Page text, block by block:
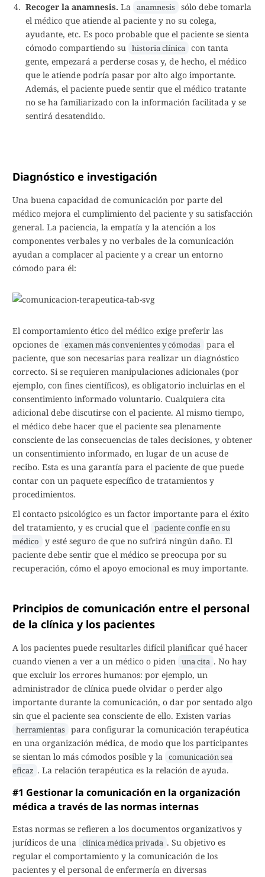
Recoger la anamnesis. La anamnesis sólo debe tomarla
el médico que atiende al paciente y no su colega,
ayudante, etc. Es poco probable que el paciente se sienta
cómodo compartiendo su historia clínica con tanta
gente, empezará a perderse cosas y, de hecho, el médico
que le atiende podría pasar por alto algo importante.
Además, el paciente puede sentir que el médico tratante
no se ha familiarizado con la información facilitada y se
sentirá desatendido.
Diagnóstico e investigación
Una buena capacidad de comunicación por parte del
médico mejora el cumplimiento del paciente y su satisfacción
general. La paciencia, la empatía y la atención a los
componentes verbales y no verbales de la comunicación
ayudan a complacer al paciente y a crear un entorno
cómodo para él:
El comportamiento ético del médico exige preferir las
opciones de examen más convenientes y cómodas para el
paciente, que son necesarias para realizar un diagnóstico
correcto. Si se requieren manipulaciones adicionales (por
ejemplo, con fines científicos), es obligatorio incluirlas en el
consentimiento informado voluntario. Cualquiera cita
adicional debe discutirse con el paciente. Al mismo tiempo,
el médico debe hacer que el paciente sea plenamente
consciente de las consecuencias de tales decisiones, y obtener
un consentimiento informado, en lugar de un acuse de
recibo. Esta es una garantía para el paciente de que puede
contar con un paquete específico de tratamientos y
procedimientos.
El contacto psicológico es un factor importante para el éxito
del tratamiento, y es crucial que el paciente confíe en su
médico
y esté seguro de que no sufrirá ningún daño. El
paciente debe sentir que el médico se preocupa por su
recuperación, cómo el apoyo emocional es muy importante.
Principios de comunicación entre el personal
de la clínica y los pacientes
A los pacientes puede resultarles difícil planificar qué hacer
cuando vienen a ver a un médico o piden una cita . No hay
que excluir los errores humanos: por ejemplo, un
administrador de clínica puede olvidar o perder algo
importante durante la comunicación, o dar por sentado algo
sin que el paciente sea consciente de ello. Existen varias
herramientas para configurar la comunicación terapéutica
en una organización médica, de modo que los participantes
se sientan lo más cómodos posible y la comunicación sea
eficaz . La relación terapéutica es la relación de ayuda.
#1 Gestionar la comunicación en la organización
médica a través de las normas internas
Estas normas se refieren a los documentos organizativos y
jurídicos de una clínica médica privada . Su objetivo es
regular el comportamiento y la comunicación de los
pacientes y el personal de enfermería en diversas